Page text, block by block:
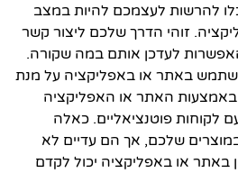
להרשות לעצמכם להיות במצב
זוהי הדרך שלכם ליצור קשר
לעדכן אותם במה שקורה.
באתר או באפליקציה על מנת
באמצעות האתר או האפליקציה
לקוחות פוטנציאליים. כאלה
שלכם, אך הם עדיים לא
באתר או באפליקציה יכול לקדם